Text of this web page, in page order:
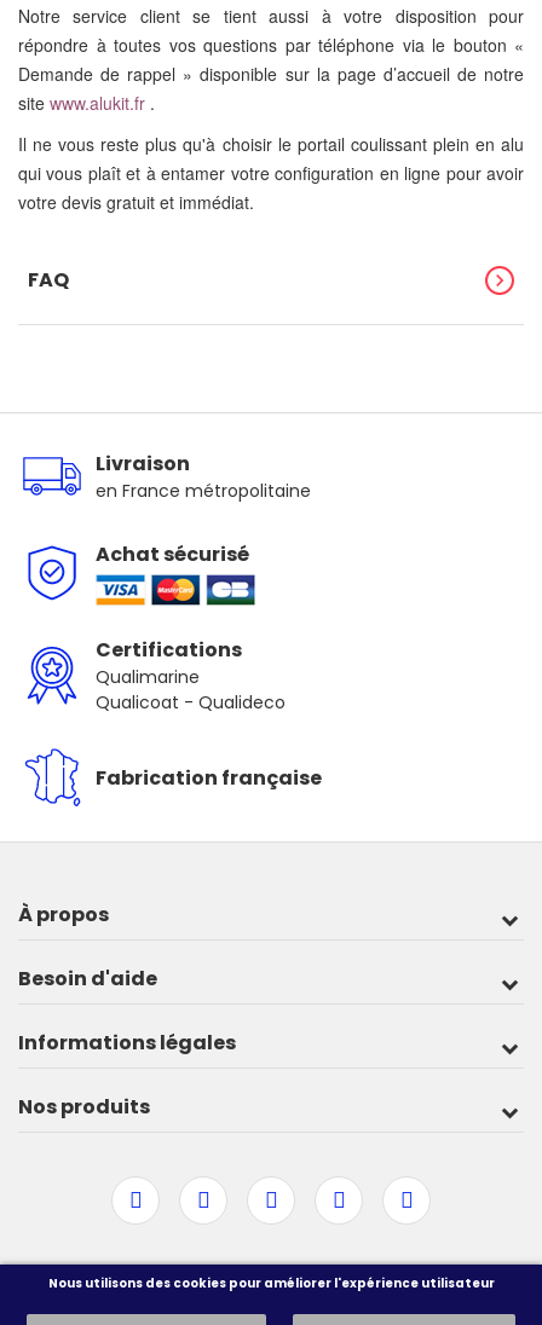
Nous utilisons des cookies pour améliorer l'expérience utilisateur
Notre service client se tient aussi à votre disposition pour
répondre à toutes vos questions par téléphone via le bouton «
Demande de rappel » disponible sur la page d’accueil de notre
site www.alukit.fr .
Il ne vous reste plus qu'à choisir le portail coulissant plein en alu
qui vous plaît et à entamer votre configuration en ligne pour avoir
votre devis gratuit et immédiat.
FAQ chevron_right
Livraison
en France métropolitaine
Achat sécurisé
Certifications
Qualimarine
Qualicoat - Qualideco
Fabrication française
À propos
Besoin d'aide
Informations légales
Nos produits
Accueil